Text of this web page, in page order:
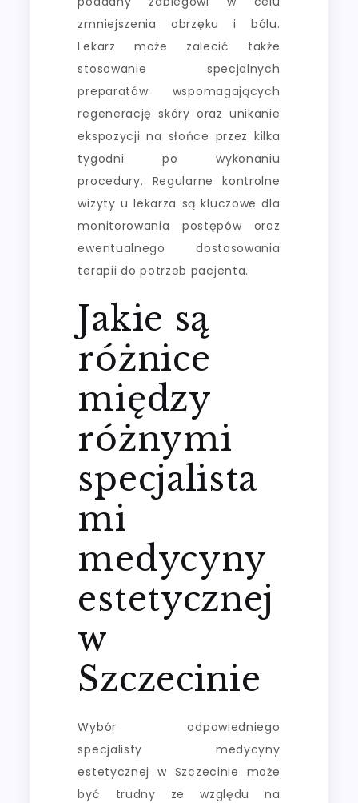
zmniejszenia obrzęku i bólu.
Lekarz może zalecić także
stosowanie specjalnych
preparatów wspomagających
regenerację skóry oraz unikanie
ekspozycji na słońce przez kilka
tygodni po wykonaniu
procedury. Regularne kontrolne
wizyty u lekarza są kluczowe dla
monitorowania postępów oraz
ewentualnego dostosowania
terapii do potrzeb pacjenta.
Jakie są
różnice
między
różnymi
specjalista
mi
medycyny
estetycznej
w
Szczecinie
Wybór odpowiedniego
specjalisty medycyny
estetycznej w Szczecinie może
być trudny ze względu na